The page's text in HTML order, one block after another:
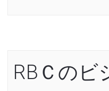
RBＣのビ